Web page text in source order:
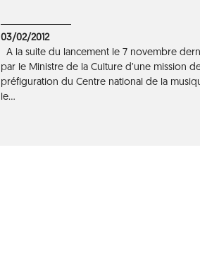
03/02/2012
A la suite du lancement le 7 novembre
par le Ministre de la Culture d’une mission
préfiguration du Centre national de la
le...